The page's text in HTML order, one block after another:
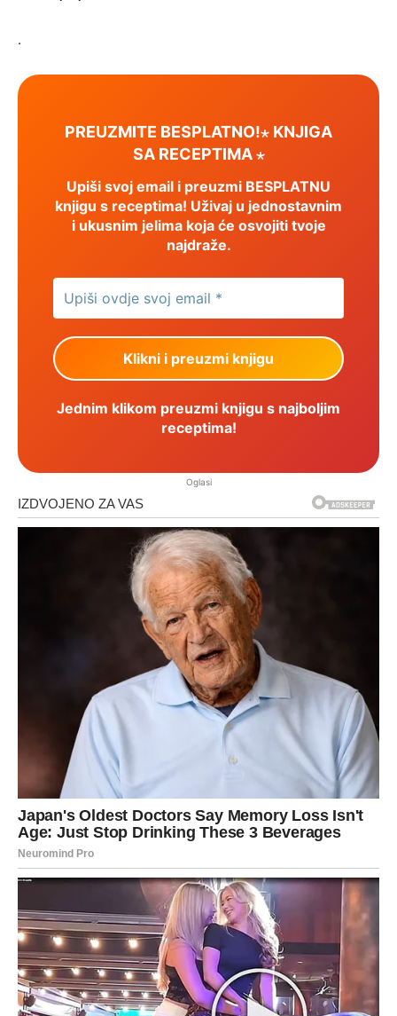
.
PREUZMITE BESPLATNO!⋆ KNJIGA
SA RECEPTIMA ⋆
Upiši svoj email i preuzmi BESPLATNU
knjigu s receptima! Uživaj u jednostavnim
i ukusnim jelima koja će osvojiti tvoje
najdraže.
Jednim klikom preuzmi knjigu s najboljim
receptima!
Oglasi